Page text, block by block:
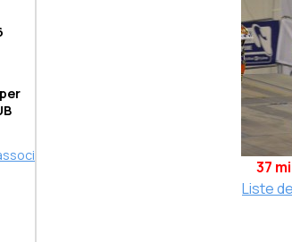
bmx-
37
Liste